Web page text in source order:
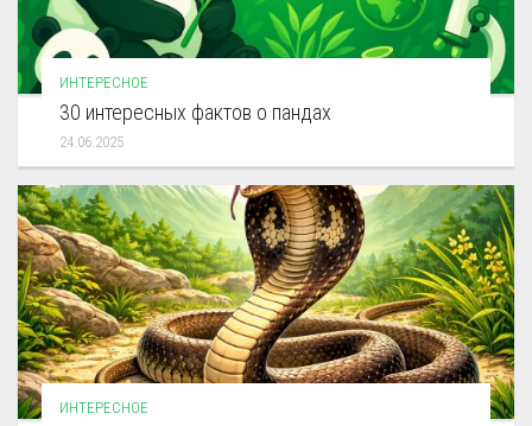
ИНТЕРЕСНОЕ
30 интересных фактов о пандах
24.06.2025
ИНТЕРЕСНОЕ